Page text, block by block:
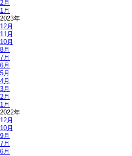
2月
1月
2023年
12月
11月
10月
8月
7月
6月
5月
4月
3月
2月
1月
2022年
12月
10月
9月
7月
6月